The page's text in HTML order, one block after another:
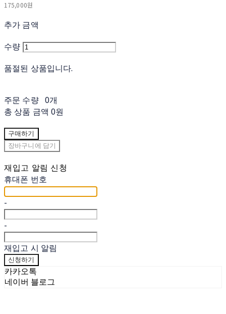
175,000원
추가 금액
수량
품절된 상품입니다.
주문 수량 0개
총 상품 금액 0원
구매하기
장바구니에 담기
재입고 알림 신청
휴대폰 번호
-
-
재입고 시 알림
신청하기
카카오톡
네이버 블로그